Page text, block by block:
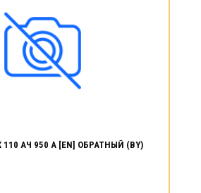
110 АЧ 950 А [EN] ОБРАТНЫЙ (BY)